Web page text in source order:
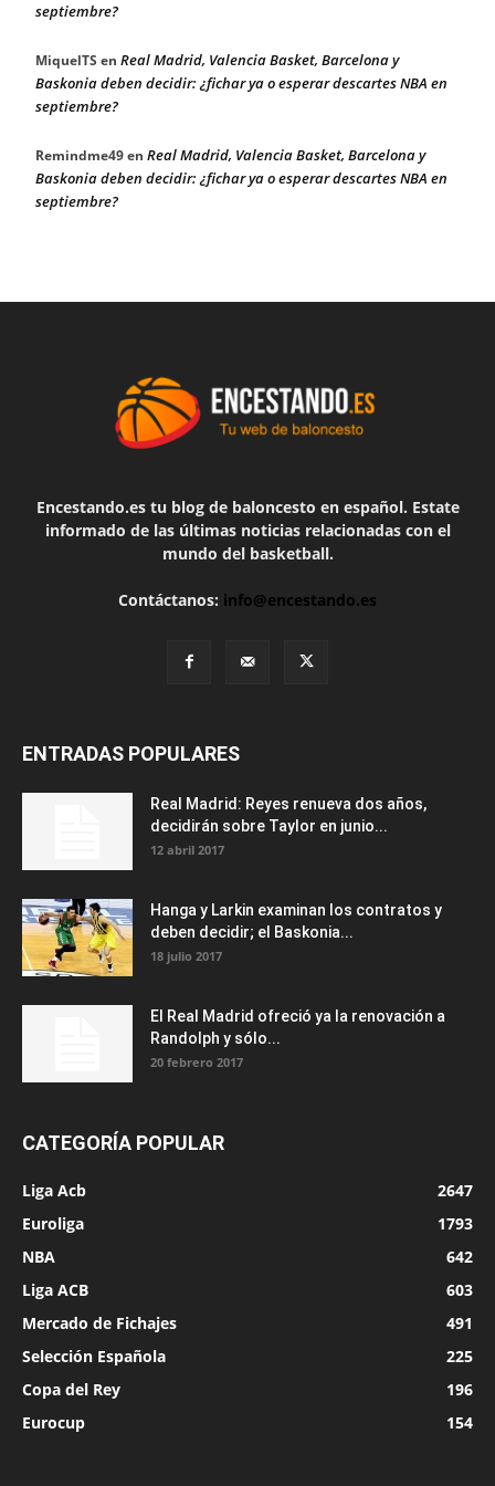
septiembre?
MiquelTS en Real Madrid, Valencia Basket, Barcelona y
Baskonia deben decidir: ¿fichar ya o esperar descartes NBA en
septiembre?
Remindme49en Real Madrid, Valencia Basket, Barcelona y
Baskonia deben decidir: ¿fichar ya o esperar descartes NBA en
septiembre?
Encestando.es tu blog de baloncesto en español. Estate
informado de las últimas noticias relacionadas con el
mundo del basketball.
Contáctanos: info@encestando.es
ENTRADAS POPULARES
Real Madrid: Reyes renueva dos años,
decidirán sobre Taylor en junio...
12 abril 2017
Hanga y Larkin examinan los contratos y
deben decidir; el Baskonia...
18 julio 2017
El Real Madrid ofreció ya la renovación a
Randolph y sólo...
20 febrero 2017
CATEGORÍA POPULAR
Liga Acb
2647
Euroliga
1793
NBA
642
Liga ACB
603
Mercado de Fichajes
491
Selección Española
225
Copa del Rey
196
Eurocup
154